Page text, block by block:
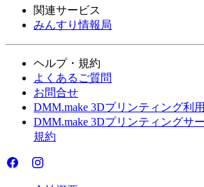
関連サービス
みんすり情報局
ヘルプ・規約
よくあるご質問
お問合せ
DMM.make 3Dプリンティング利
DMM.make 3Dプリンティングサ
規約